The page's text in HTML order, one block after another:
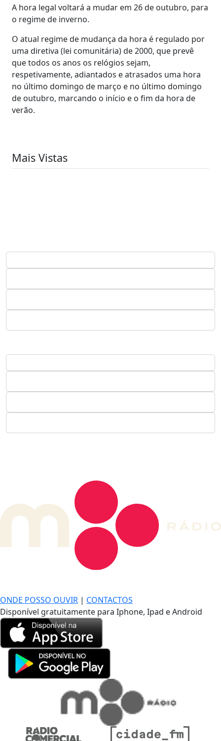
A hora legal voltará a mudar em 26 de outubro, para
o regime de inverno.
O atual regime de mudança da hora é regulado por
uma diretiva (lei comunitária) de 2000, que prevê
que todos os anos os relógios sejam,
respetivamente, adiantados e atrasados uma hora
no último domingo de março e no último domingo
de outubro, marcando o início e o fim da hora de
verão.
Mais Vistas
ONDE POSSO OUVIR | CONTACTOS
Disponível gratuitamente para Iphone, Ipad e Android